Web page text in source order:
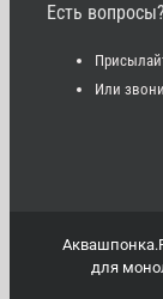
Есть вопросы?
Или
для